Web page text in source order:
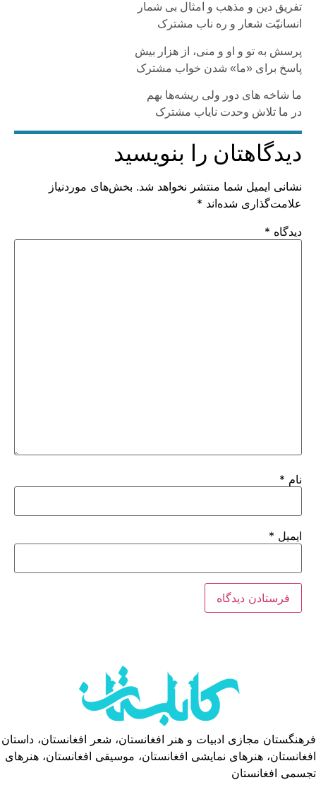
تفریق دین و مذهب و امثال بی شمار
انسانیّت شعار و ره ناب مشترک
پرسش به تو و او و منی، از هزار بیش
پاسخ برای «ما» شدن خواب مشترک
ما شاخه های دور ولی ریشه‌ها بهم
در ما تلاش وحدت نایاب مشترک
دیدگاهتان را بنویسید
نشانی ایمیل شما منتشر نخواهد شد. بخش‌های موردنیاز
علامت‌گذاری شده‌اند *
دیدگاه *
نام *
ایمیل *
فرهنگستان مجازی ادبیات و هنر افغانستان، شعر افغانستان، داستان
افغانستان، هنرهای نمایشی افغانستان، موسیقی افغانستان، هنرهای
تجسمی افغانستان